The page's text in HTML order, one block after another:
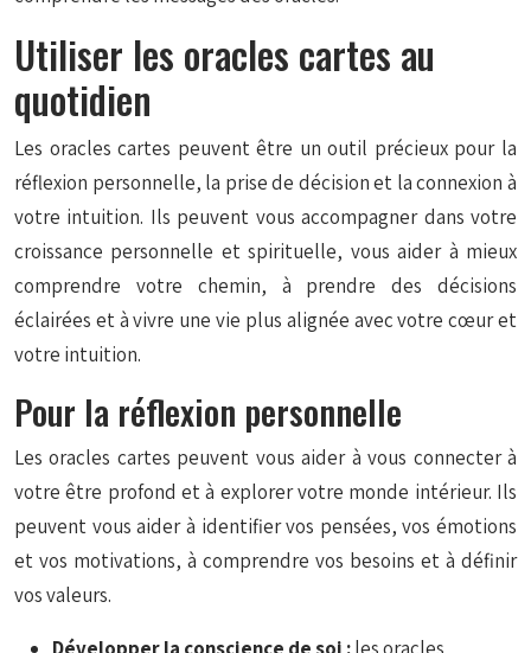
Utiliser les oracles cartes au
quotidien
Les oracles cartes peuvent être un outil précieux pour la
réflexion personnelle, la prise de décision et la connexion à
votre intuition. Ils peuvent vous accompagner dans votre
croissance personnelle et spirituelle, vous aider à mieux
comprendre votre chemin, à prendre des décisions
éclairées et à vivre une vie plus alignée avec votre cœur et
votre intuition.
Pour la réflexion personnelle
Les oracles cartes peuvent vous aider à vous connecter à
votre être profond et à explorer votre monde intérieur. Ils
peuvent vous aider à identifier vos pensées, vos émotions
et vos motivations, à comprendre vos besoins et à définir
vos valeurs.